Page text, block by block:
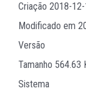
Criação 2018-
Modificado em
Versão
Tamanho 564.63
Sistema